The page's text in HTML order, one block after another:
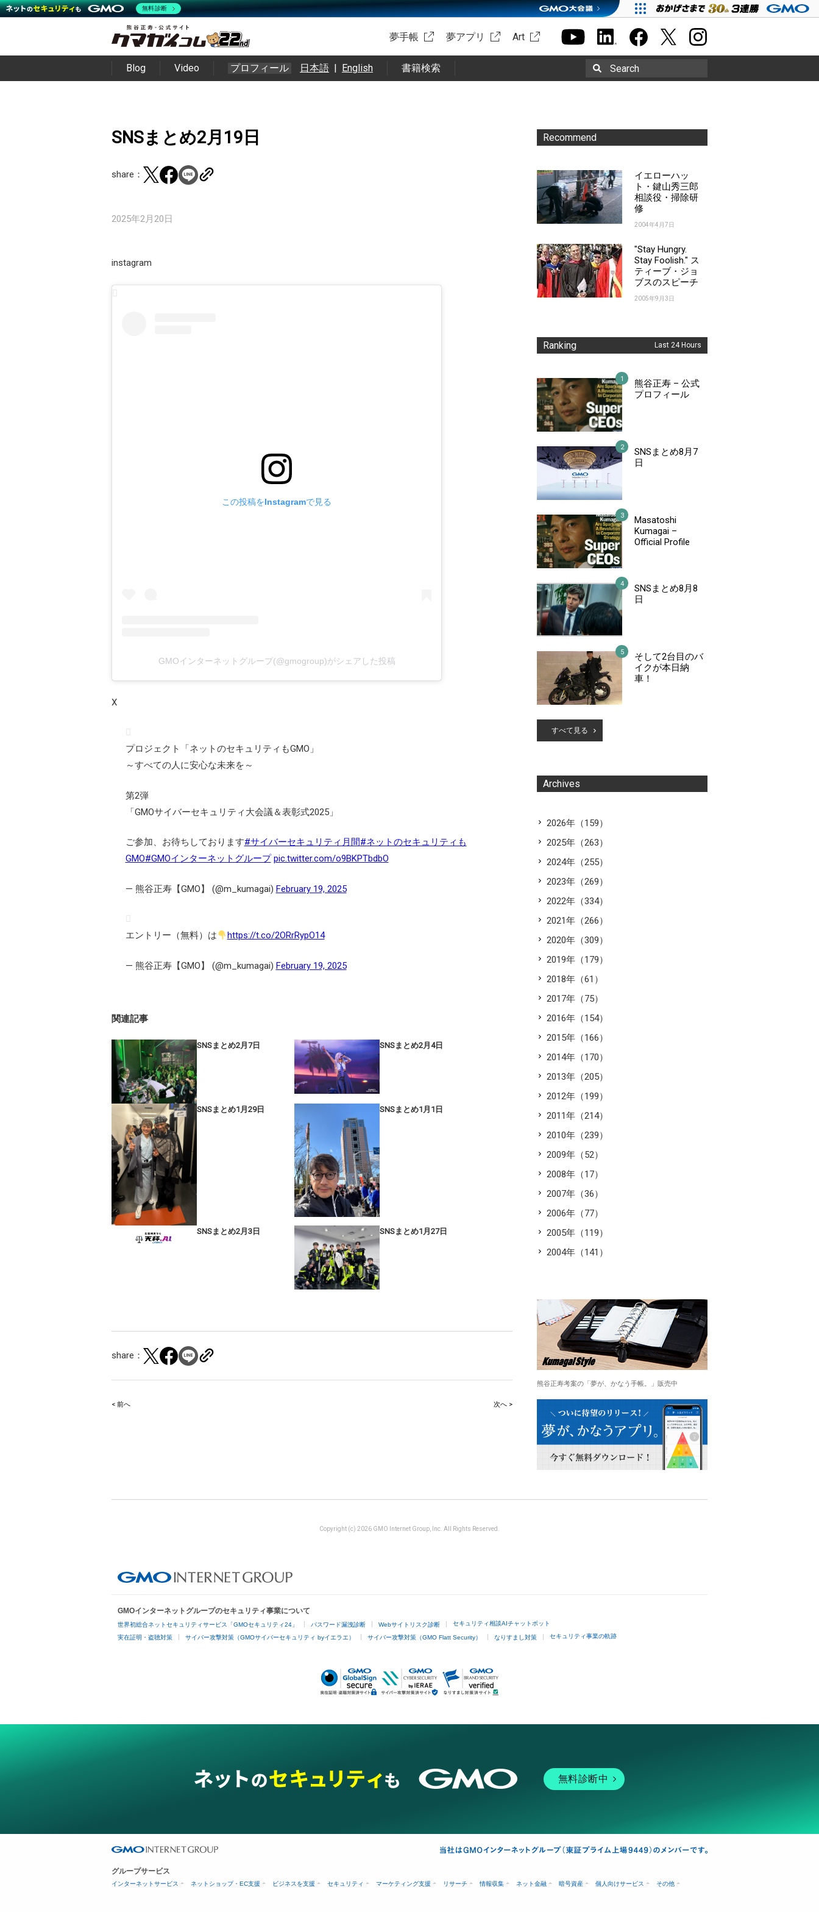
夢手帳 夢アプリ Art
Blog Video プロフィール 日本語 | English 書籍検索 Search
SNSまとめ2月19日
share：
2025年2月20日
instagram
この投稿をInstagramで見る
GMOインターネットグループ(@gmogroup)がシェアした投稿
X
プロジェクト「ネットのセキュリティもGMO」
～すべての人に安心な未来を～
第2弾
「GMOサイバーセキュリティ大会議＆表彰式2025」
ご参加、お待ちしております#サイバーセキュリティ月間#ネットのセキュリティも
GMO#GMOインターネットグループ pic.twitter.com/o9BKPTbdbO
— 熊谷正寿【GMO】 (@m_kumagai) February 19, 2025
エントリー（無料）は https://t.co/2ORrRypO14
— 熊谷正寿【GMO】 (@m_kumagai) February 19, 2025
関連記事
SNSまとめ2月7日 SNSまとめ2月4日
SNSまとめ1月29日 SNSまとめ1月1日
SNSまとめ2月3日 SNSまとめ1月27日
share：
Post
< 前へ 次へ >
Recommend
イエローハッ
ト・鍵山秀三郎
相談役・掃除研
修
2004年4月7日
"Stay Hungry.
Stay Foolish." ス
ティーブ・ジョ
ブスのスピーチ
2005年9月3日
Ranking Last 24 Hours
熊谷正寿 – 公式
プロフィール
SNSまとめ8月7
日
Masatoshi
Kumagai –
Official Profile
SNSまとめ8月8
日
そして2台目のバ
イクが本日納
車！
すべて見る
Archives
2026年（159）
2025年（263）
2024年（255）
2023年（269）
2022年（334）
2021年（266）
2020年（309）
2019年（179）
2018年（61）
2017年（75）
2016年（154）
2015年（166）
2014年（170）
2013年（205）
2012年（199）
2011年（214）
2010年（239）
2009年（52）
2008年（17）
2007年（36）
2006年（77）
2005年（119）
2004年（141）
熊谷正寿考案の「夢が、かなう手帳。」販売中
Copyright (c) 2026 GMO Internet Group, Inc. All Rights Reserved.
GMOインターネットグループのセキュリティ事業について
世界初総合ネットセキュリティサービス「GMOセキュリティ24」 パスワード漏洩診断 Webサイトリスク診断 セキュリティ相談AIチャットボット
実在証明・盗聴対策 サイバー攻撃対策（GMOサイバーセキュリティ byイエラエ） サイバー攻撃対策（GMO Flatt Security） なりすまし対策 セキュリティ事業の軌跡
無料診断中
グループサービス
インターネットサービス ネットショップ・EC支援 ビジネスを支援 セキュリティ マーケティング支援 リサーチ 情報収集 ネット金融 暗号資産 個人向けサービス その他
無料診断